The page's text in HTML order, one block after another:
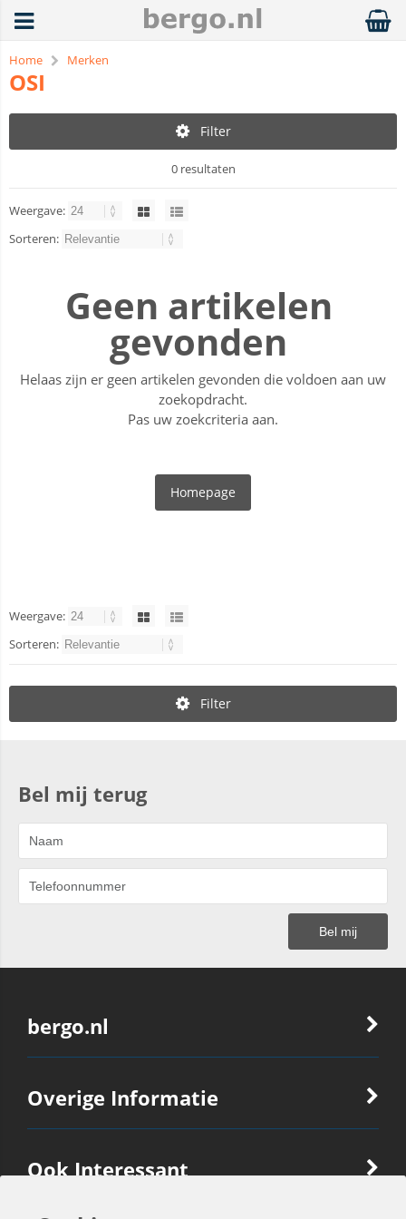
Home Merken
OSI
Filter
0 resultaten
Weergave:
Sorteren:
Geen artikelen
gevonden
Helaas zijn er geen artikelen gevonden die voldoen aan uw
zoekopdracht.
Pas uw zoekcriteria aan.
Homepage
Weergave:
Sorteren:
Filter
Bel mij terug
bergo.nl
Overige Informatie
Ook Interessant